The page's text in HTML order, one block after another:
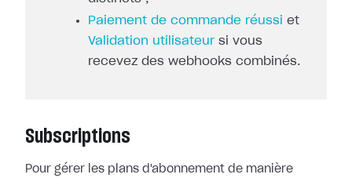
Paiement de commande réussi et
Validation utilisateursi vous
recevez des webhooks combinés.
Subscriptions
Pour gérer les plans d'abonnement de manière